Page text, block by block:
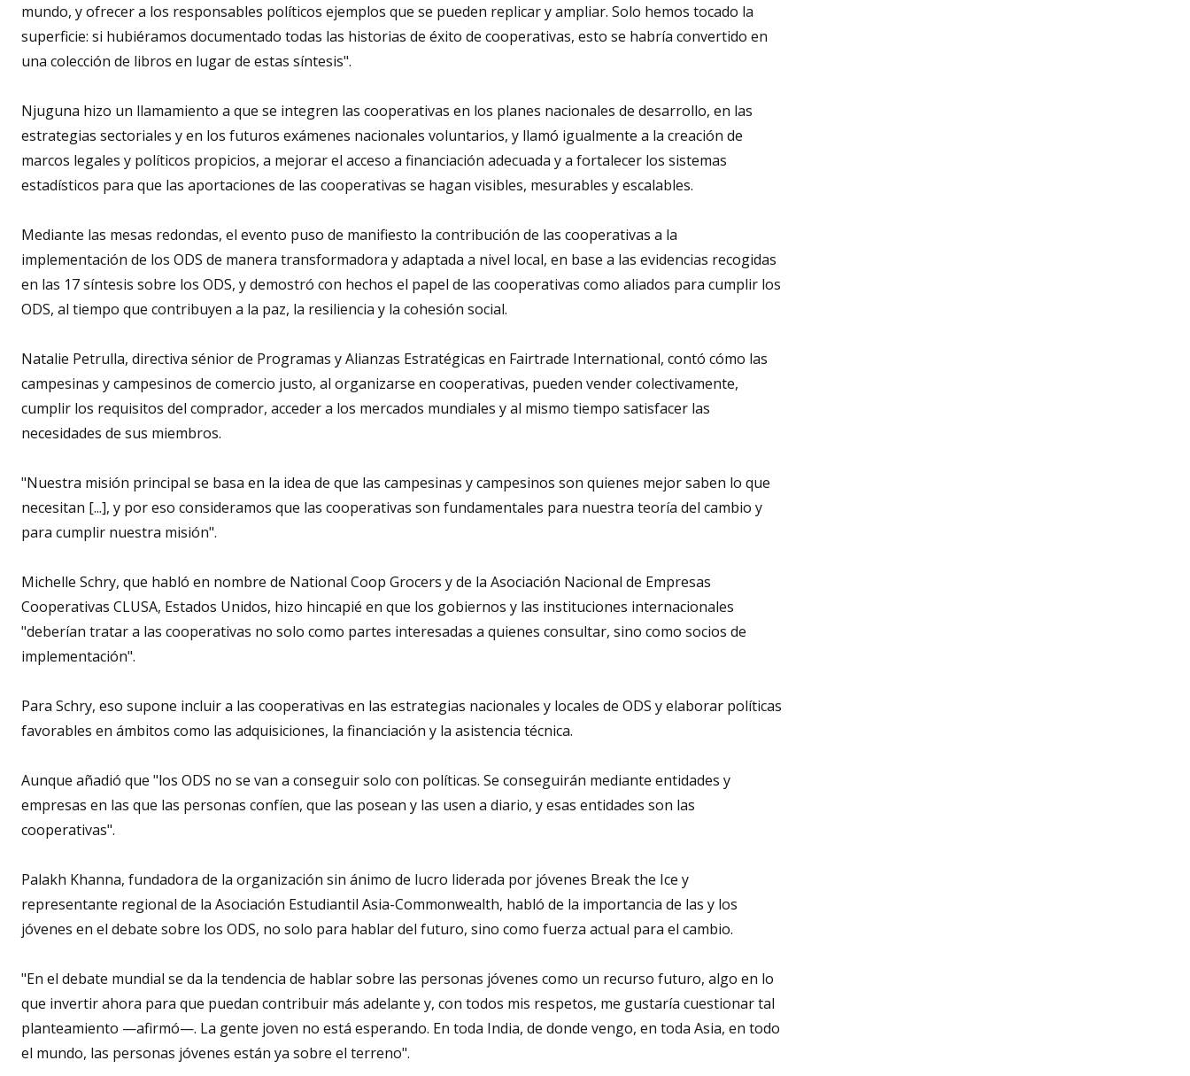
mundo, y ofrecer a los responsables políticos ejemplos que se pueden replicar y ampliar. Solo hemos tocado la
superficie: si hubiéramos documentado todas las historias de éxito de cooperativas, esto se habría convertido en
una colección de libros en lugar de estas síntesis".
Njuguna hizo un llamamiento a que se integren las cooperativas en los planes nacionales de desarrollo, en las
estrategias sectoriales y en los futuros exámenes nacionales voluntarios, y llamó igualmente a la creación de
marcos legales y políticos propicios, a mejorar el acceso a financiación adecuada y a fortalecer los sistemas
estadísticos para que las aportaciones de las cooperativas se hagan visibles, mesurables y escalables.
Mediante las mesas redondas, el evento puso de manifiesto la contribución de las cooperativas a la
implementación de los ODS de manera transformadora y adaptada a nivel local, en base a las evidencias recogidas
en las 17 síntesis sobre los ODS, y demostró con hechos el papel de las cooperativas como aliados para cumplir los
ODS, al tiempo que contribuyen a la paz, la resiliencia y la cohesión social.
Natalie Petrulla, directiva sénior de Programas y Alianzas Estratégicas en Fairtrade International, contó cómo las
campesinas y campesinos de comercio justo, al organizarse en cooperativas, pueden vender colectivamente,
cumplir los requisitos del comprador, acceder a los mercados mundiales y al mismo tiempo satisfacer las
necesidades de sus miembros.
"Nuestra misión principal se basa en la idea de que las campesinas y campesinos son quienes mejor saben lo que
necesitan [...], y por eso consideramos que las cooperativas son fundamentales para nuestra teoría del cambio y
para cumplir nuestra misión".
Michelle Schry, que habló en nombre de National Coop Grocers y de la Asociación Nacional de Empresas
Cooperativas CLUSA, Estados Unidos, hizo hincapié en que los gobiernos y las instituciones internacionales
"deberían tratar a las cooperativas no solo como partes interesadas a quienes consultar, sino como socios de
implementación".
Para Schry, eso supone incluir a las cooperativas en las estrategias nacionales y locales de ODS y elaborar políticas
favorables en ámbitos como las adquisiciones, la financiación y la asistencia técnica.
Aunque añadió que "los ODS no se van a conseguir solo con políticas. Se conseguirán mediante entidades y
empresas en las que las personas confíen, que las posean y las usen a diario, y esas entidades son las
cooperativas".
Palakh Khanna, fundadora de la organización sin ánimo de lucro liderada por jóvenes Break the Ice y
representante regional de la Asociación Estudiantil Asia-Commonwealth, habló de la importancia de las y los
jóvenes en el debate sobre los ODS, no solo para hablar del futuro, sino como fuerza actual para el cambio.
"En el debate mundial se da la tendencia de hablar sobre las personas jóvenes como un recurso futuro, algo en lo
que invertir ahora para que puedan contribuir más adelante y, con todos mis respetos, me gustaría cuestionar tal
planteamiento —afirmó—. La gente joven no está esperando. En toda India, de donde vengo, en toda Asia, en todo
el mundo, las personas jóvenes están ya sobre el terreno".